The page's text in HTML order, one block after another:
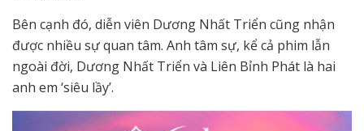
Bên cạnh đó, diễn viên Dương Nhất Triển cũng nhận
được nhiều sự quan tâm. Anh tâm sự, kể cả phim lẫn
ngoài đời, Dương Nhất Triển và Liên Bỉnh Phát là hai
anh em ‘siêu lầy’.